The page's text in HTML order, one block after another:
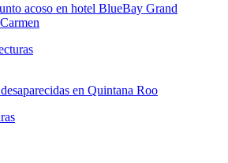
acoso en hotel BlueBay Grand
en Quintana Roo